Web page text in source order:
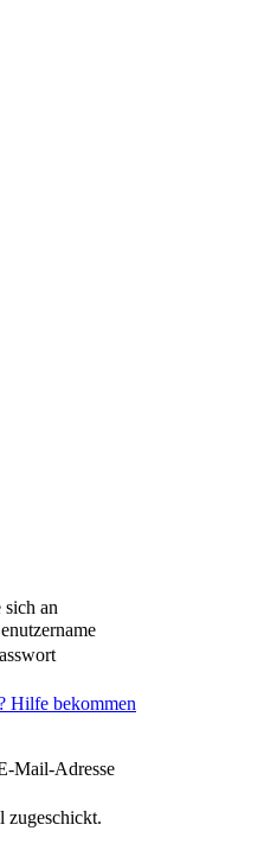
an
Hilfe bekommen
Mail-Adresse
zugeschickt.